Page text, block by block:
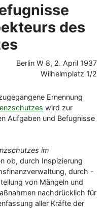
des
Berlin W 8, 2. April 1937
Wilhelmplatz 1/2
Ernennung
wird zur
Aufgaben und Befugnisse
im
ob, durch Inspizierung
durch -
von Mängeln und
nachdrücklich für
aller Kräfte der